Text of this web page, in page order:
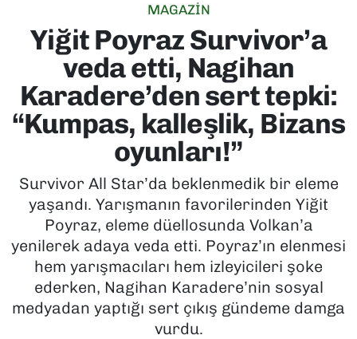
MAGAZİN
Yiğit Poyraz Survivor’a
veda etti, Nagihan
Karadere’den sert tepki:
“Kumpas, kalleşlik, Bizans
oyunları!”
Survivor All Star’da beklenmedik bir eleme
yaşandı. Yarışmanın favorilerinden Yiğit
Poyraz, eleme düellosunda Volkan’a
yenilerek adaya veda etti. Poyraz’ın elenmesi
hem yarışmacıları hem izleyicileri şoke
ederken, Nagihan Karadere’nin sosyal
medyadan yaptığı sert çıkış gündeme damga
vurdu.
EKONOMİ
KÜLTÜR SANAT
MAGAZİN
POLİTİKA
SAĞLIK
TEKNOLOJİ
Süper Lig Puan Durumu ve Fikstür
Tüm Manşetler
Son Dakika Haberleri
Haber Arşivi